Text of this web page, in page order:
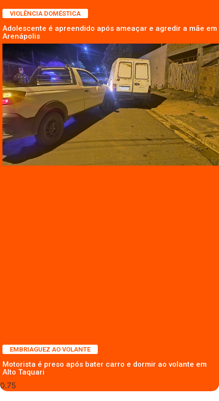
VIOLÊNCIA DOMÉSTICA
Adolescente é apreendido após ameaçar e agredir a mãe em
Arenápolis
EMBRIAGUEZ AO VOLANTE
Motorista é preso após bater carro e dormir ao volante em
Alto Taquari